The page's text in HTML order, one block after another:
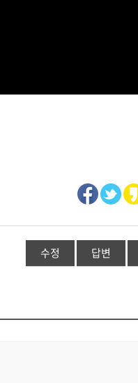
수정 답변